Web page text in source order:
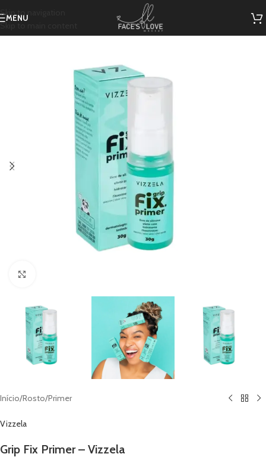
Skip to navigation
Skip to main content
MENU
Início/Rosto/Primer
Vizzela
Grip Fix Primer – Vizzela